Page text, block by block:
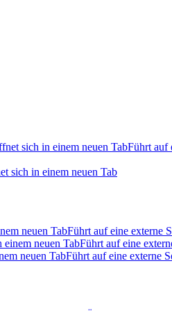
sich in einem neuen TabFührt auf
sich in einem neuen Tab
neuen TabFührt auf eine externe
neuen TabFührt auf eine
neuen TabFührt auf eine externe